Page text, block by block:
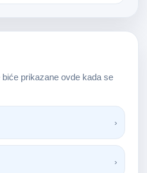
prikazane ovde kada se
›
›